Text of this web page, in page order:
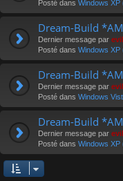
Posté dans Windows XP
Dream-Build
Dernier message par
Posté dans Windows XP
Dream-Build
Dernier message par
Posté dans Windows
Dream-Build
Dernier message par
Posté dans Windows XP